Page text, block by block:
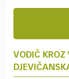
VODIČ KROZ